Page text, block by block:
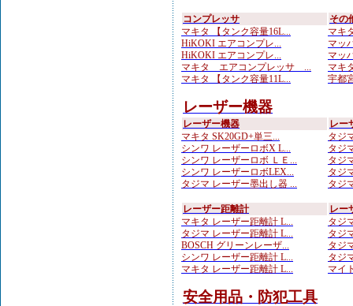
コンプレッサ
マキタ 【タンク容量16L...
HiKOKI エアコンプレ...
HiKOKI エアコンプレ...
マキタ エアコンプレッサ ...
マキタ 【タンク容量11L...
その
マキ
マッ
マッ
マキ
宇都
レーザー機器
レーザー機器
マキタ SK20GD+単三...
シンワ レーザーロボX L...
シンワ レーザーロボ ＬＥ...
シンワ レーザーロボLEX...
タジマ レーザー墨出し器 ...
レー
タジ
タジ
タジ
タジ
タジ
レーザー距離計
マキタ レーザー距離計 L...
タジマ レーザー距離計 L...
BOSCH グリーンレーザ...
シンワ レーザー距離計 L...
マキタ レーザー距離計 L...
レー
タジ
タジ
タジ
タジ
マイ
安全用品・防犯工具